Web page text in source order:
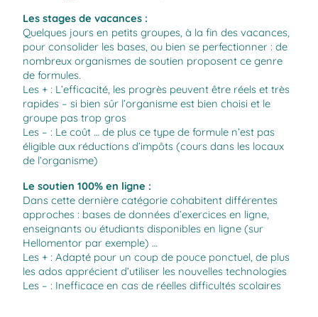
Les stages de vacances :
Quelques jours en petits groupes, à la fin des vacances,
pour consolider les bases, ou bien se perfectionner : de
nombreux organismes de soutien proposent ce genre
de formules.
Les + : L’efficacité, les progrès peuvent être réels et très
rapides – si bien sûr l’organisme est bien choisi et le
groupe pas trop gros
Les – : Le coût … de plus ce type de formule n’est pas
éligible aux réductions d’impôts (cours dans les locaux
de l’organisme)
Le soutien 100% en ligne :
Dans cette dernière catégorie cohabitent différentes
approches : bases de données d’exercices en ligne,
enseignants ou étudiants disponibles en ligne (sur
Hellomentor par exemple) …
Les + : Adapté pour un coup de pouce ponctuel, de plus
les ados apprécient d’utiliser les nouvelles technologies
Les – : Inefficace en cas de réelles difficultés scolaires